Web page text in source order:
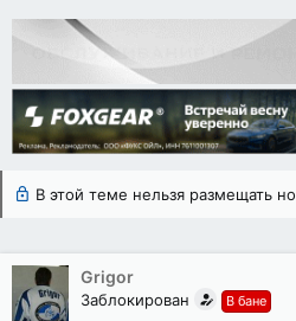
ы
ч
л
а
В этой теме нельзя размещать
Grigor
Заблокирован В бане